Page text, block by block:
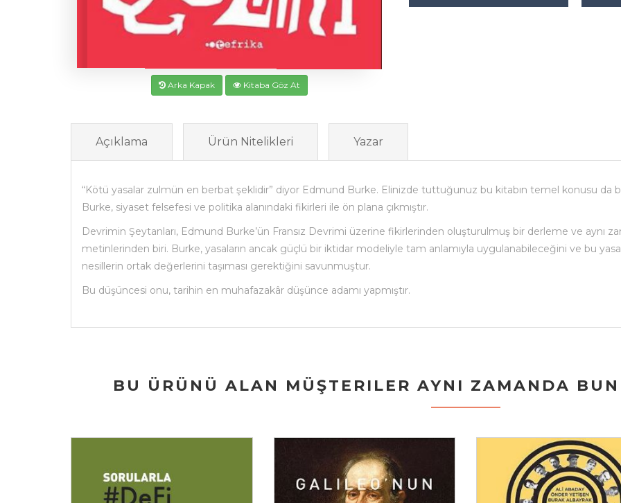
Arka Kapak Kitaba Göz At
Açıklama Ürün Nitelikleri Yazar
“Kötü yasalar zulmün en berbat şeklidir” diyor Edmund Burke. Elinizde tuttuğunuz bu kitabın temel konusu da
Burke, siyaset felsefesi ve politika alanındaki fikirleri ile ön plana çıkmıştır.
Devrimin Şeytanları, Edmund Burke’ün Fransız Devrimi üzerine fikirlerinden oluşturulmuş bir derleme ve aynı
metinlerinden biri. Burke, yasaların ancak güçlü bir iktidar modeliyle tam anlamıyla uygulanabileceğini ve bu
nesillerin ortak değerlerini taşıması gerektiğini savunmuştur.
Bu düşüncesi onu, tarihin en muhafazakâr düşünce adamı yapmıştır.
BU ÜRÜNÜ ALAN MÜŞTERILER AYNI ZAMANDA